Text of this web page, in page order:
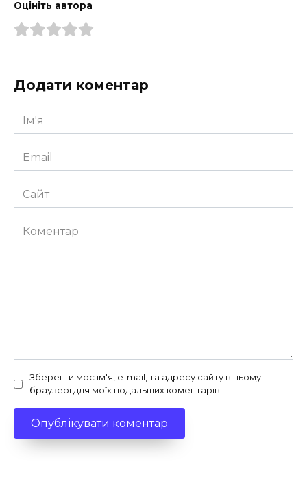
Оцініть автора
Додати коментар
Ім'я
*
Email
*
Сайт
Коментар
Зберегти моє ім'я, e-mail, та адресу сайту в цьому
браузері для моїх подальших коментарів.